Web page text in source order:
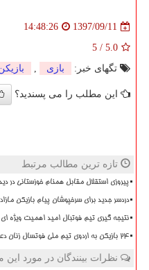
1397/09/11
14:48:26
5.0
/
5
تگهای خبر:
بازی ,
این مطلب را می پسندید؟
تازه ترین مطالب مرتبط
پیروزی استقلال مقابل همنام خوزستانی در
دردسر جدید برای سرخپوشان پیام بازیکن
نتیجه گیری تیم فوتبال امید اهمیت ویژه ای
۲۴ بازیکن به اردوی تیم ملی فوتسال زنان دعوت شدند
نظرات بینندگان در مورد